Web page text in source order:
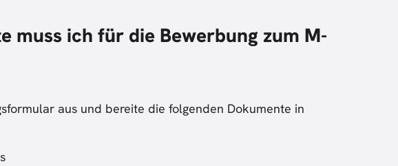
muss ich für die Bewerbung zum M-
aus und bereite die folgenden Dokumente in